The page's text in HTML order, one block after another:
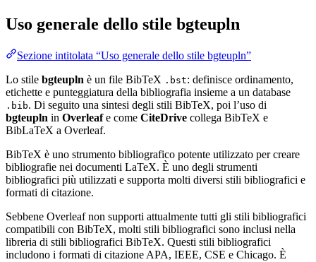
Uso generale dello stile bgteupln
Sezione intitolata “Uso generale dello stile bgteupln”
Lo stile bgteupln è un file BibTeX .bst: definisce ordinamento,
etichette e punteggiatura della bibliografia insieme a un database
.bib. Di seguito una sintesi degli stili BibTeX, poi l’uso di
bgteupln in Overleafe come CiteDrive collega BibTeX e
BibLaTeX a Overleaf.
BibTeX è uno strumento bibliografico potente utilizzato per creare
bibliografie nei documenti LaTeX. È uno degli strumenti
bibliografici più utilizzati e supporta molti diversi stili bibliografici e
formati di citazione.
Sebbene Overleaf non supporti attualmente tutti gli stili bibliografici
compatibili con BibTeX, molti stili bibliografici sono inclusi nella
libreria di stili bibliografici BibTeX. Questi stili bibliografici
includono i formati di citazione APA, IEEE, CSE e Chicago. È